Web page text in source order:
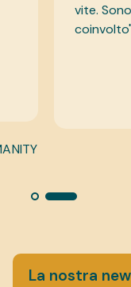
vite.
La nostra